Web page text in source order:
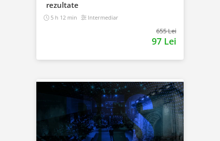
rezultate
5 h 12 min Intermediar
655 Lei
97 Lei